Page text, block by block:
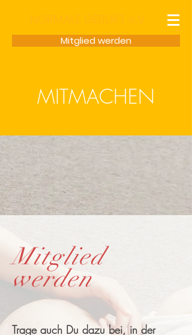
Mitglied werden
MITMACHEN
Mitglied
werden
Trage auch Du dazu bei, in der